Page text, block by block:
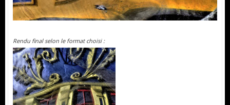
Rendu final selon le format choisi :